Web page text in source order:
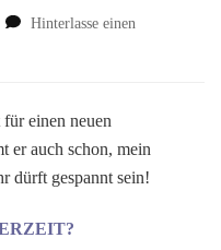
Hinterlasse einen
einen neuen
er auch schon, mein
dürft gespannt sein!